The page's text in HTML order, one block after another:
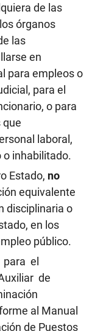
de las
órganos
las
en
para empleos o
para el
o para
que
laboral,
o inhabilitado.
Estado, no
equivalente
disciplinaria o
en los
público.
para el
de
al Manual
de Puestos